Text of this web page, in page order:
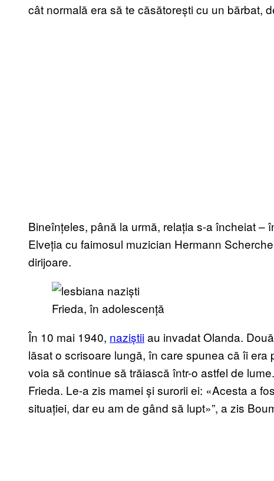
cât normală era să te căsătorești cu un bărbat,
Bineînțeles, până la urmă, relația s-a încheiat –
Elveția cu faimosul muzician Hermann
dirijoare.
Frieda, în adolescență
În 10 mai 1940, naziștiiau invadat Olanda.
lăsat o scrisoare lungă, în care spunea că îi
voia să continue să trăiască într-o astfel de
Frieda. Le-a zis mamei și surorii ei: «Acesta a
situației, dar eu am de gând să lupt»”, a zis